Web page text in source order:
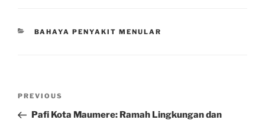
CATEGORIES
BAHAYA PENYAKIT MENULAR
Previous
Post
PREVIOUS
Pafi Kota Maumere: Ramah Lingkungan dan